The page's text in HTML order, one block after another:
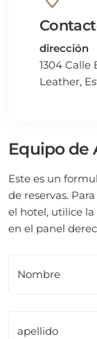
dirección
1304 Calle
Leather,
Equipo de
Este es un
de reservas.
el hotel, utilice
en el panel
Nombre
apellido